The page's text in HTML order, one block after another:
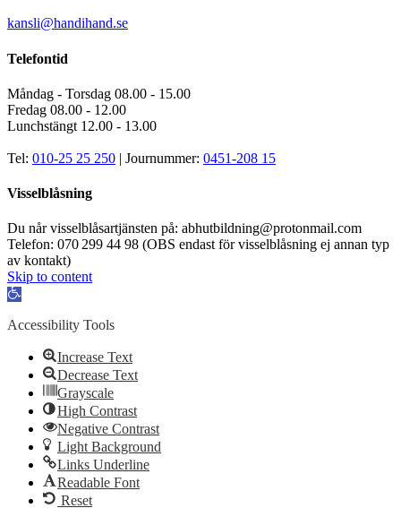
kansli@handihand.se
Telefontid
Måndag - Torsdag 08.00 - 15.00
Fredag 08.00 - 12.00
Lunchstängt 12.00 - 13.00
Tel: 010-25 25 250 | Journummer: 0451-208 15
Visselblåsning
Du når visselblåsartjänsten på: abhutbildning@protonmail.com
Telefon: 070 299 44 98 (OBS endast för visselblåsning ej annan typ
av kontakt)
Skip to content
Open
Accessibility Tools
Increase Text
Decrease Text
Grayscale
High Contrast
Negative Contrast
Light Background
Links Underline
Readable Font
Reset